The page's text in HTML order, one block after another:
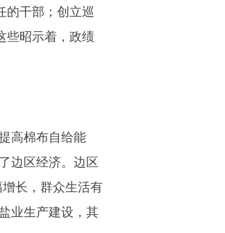
的干部；创立巡
些昭示着，政绩
高棉布自给能
边区经济。边区
长，群众生活有
业生产建设，其